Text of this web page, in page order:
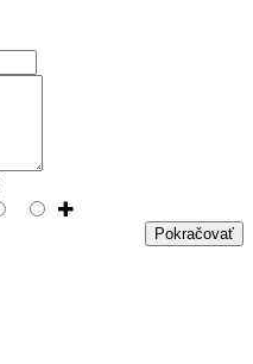
Pokračovať